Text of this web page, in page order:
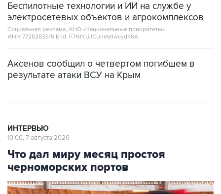
Беспилотные технологии и ИИ на службе у
электросетевых объектов и агрокомплексов
Социальная реклама, АНО «Национальные приоритеты».
ИНН 7725383515 Erid: F7NfYUJCUneVdwcydK6A
Аксенов сообщил о четвертом погибшем в
результате атаки ВСУ на Крым
ИНТЕРВЬЮ
10:00, 7 августа 2026
Что дал миру месяц простоя
черноморских портов